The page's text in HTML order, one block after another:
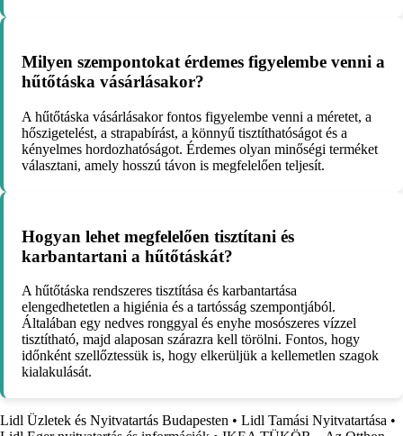
Milyen szempontokat érdemes figyelembe venni a
hűtőtáska vásárlásakor?
A hűtőtáska vásárlásakor fontos figyelembe venni a méretet, a
hőszigetelést, a strapabírást, a könnyű tisztíthatóságot és a
kényelmes hordozhatóságot. Érdemes olyan minőségi terméket
választani, amely hosszú távon is megfelelően teljesít.
Hogyan lehet megfelelően tisztítani és
karbantartani a hűtőtáskát?
A hűtőtáska rendszeres tisztítása és karbantartása
elengedhetetlen a higiénia és a tartósság szempontjából.
Általában egy nedves ronggyal és enyhe mosószeres vízzel
tisztítható, majd alaposan szárazra kell törölni. Fontos, hogy
időnként szellőztessük is, hogy elkerüljük a kellemetlen szagok
kialakulását.
Lidl Üzletek és Nyitvatartás Budapesten • Lidl Tamási Nyitvatartása •